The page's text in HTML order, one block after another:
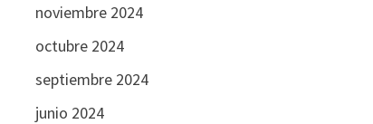
noviembre 2024
octubre 2024
septiembre 2024
junio 2024